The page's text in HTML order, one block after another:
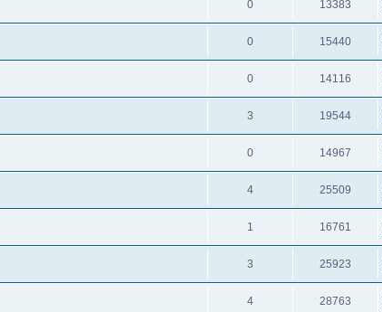
0 13383
0 15440
0 14116
3 19544
0 14967
4 25509
1 16761
3 25923
4 28763